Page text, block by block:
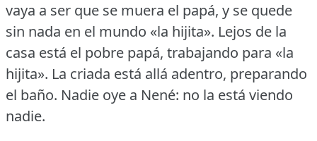
vaya a ser que se muera el papá, y se quede
sin nada en el mundo «la hijita». Lejos de la
casa está el pobre papá, trabajando para «la
hijita». La criada está allá adentro, preparando
el baño. Nadie oye a Nené: no la está viendo
nadie.